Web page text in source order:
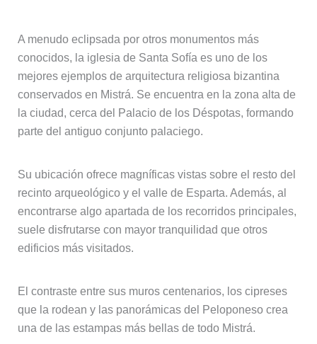
A menudo eclipsada por otros monumentos más
conocidos, la iglesia de Santa Sofía es uno de los
mejores ejemplos de arquitectura religiosa bizantina
conservados en Mistrá. Se encuentra en la zona alta de
la ciudad, cerca del Palacio de los Déspotas, formando
parte del antiguo conjunto palaciego.
Su ubicación ofrece magníficas vistas sobre el resto del
recinto arqueológico y el valle de Esparta. Además, al
encontrarse algo apartada de los recorridos principales,
suele disfrutarse con mayor tranquilidad que otros
edificios más visitados.
El contraste entre sus muros centenarios, los cipreses
que la rodean y las panorámicas del Peloponeso crea
una de las estampas más bellas de todo Mistrá.